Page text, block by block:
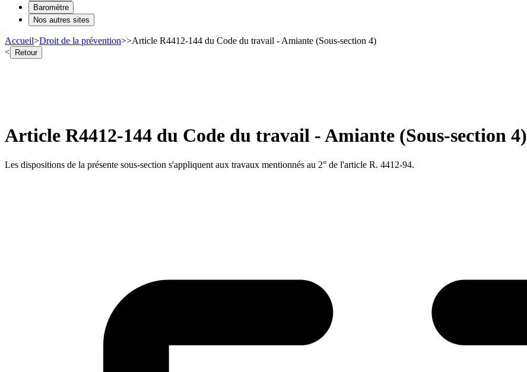
Baromètre
Nos autres sites
Accueil>Droit de la prévention>>Article R4412-144 du Code du travail - Amiante (Sous-section 4)
< Retour
Article R4412-144 du Code du travail - Amiante (Sous-section 4)
Les dispositions de la présente sous-section s'appliquent aux travaux mentionnés au 2° de l'article R. 4412-94.